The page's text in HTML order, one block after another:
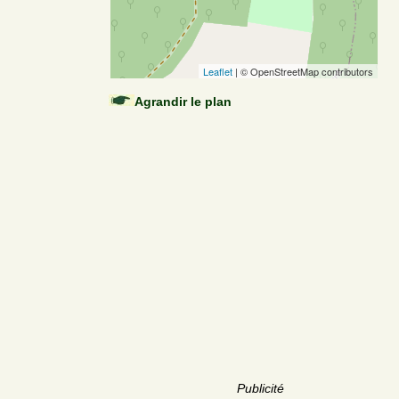
Leaflet | © OpenStreetMap contributors
Agrandir le plan
Publicité